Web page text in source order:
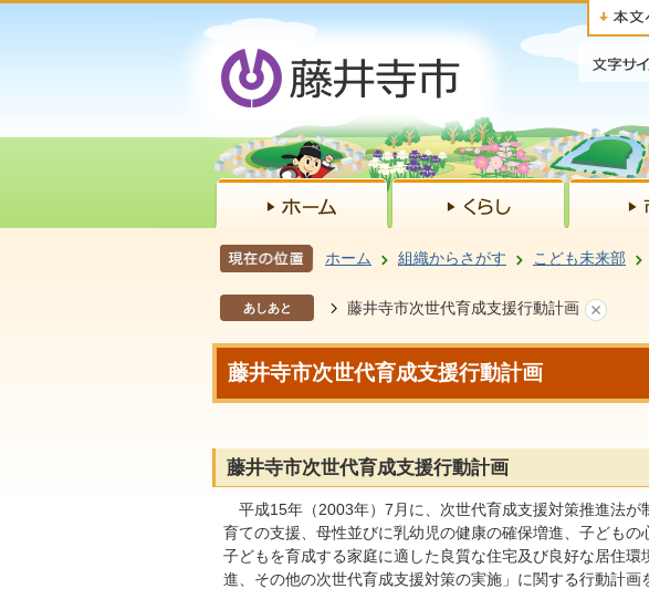
ホーム 組織からさがす こども未来部
あしあと 藤井寺市次世代育成支援行動計画
藤井寺市次世代育成支援行動計画
藤井寺市次世代育成支援行動計画
平成15年（2003年）7月に、次世代育成支援対策推進法が
育ての支援、母性並びに乳幼児の健康の確保増進、子どもの
子どもを育成する家庭に適した良質な住宅及び良好な居住
進、その他の次世代育成支援対策の実施」に関する行動計画